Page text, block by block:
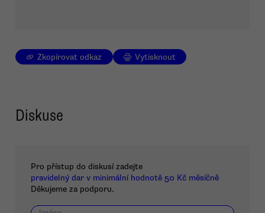
Zkopírovat odkaz Vytisknout
Diskuse
Pro přístup do diskusí zadejte
pravidelný dar v minimální hodnotě 50 Kč měsíčně
Děkujeme za podporu.